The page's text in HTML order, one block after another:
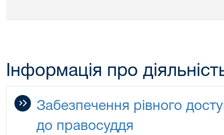
Інформація про
Забезпечення рівного
до правосуддя